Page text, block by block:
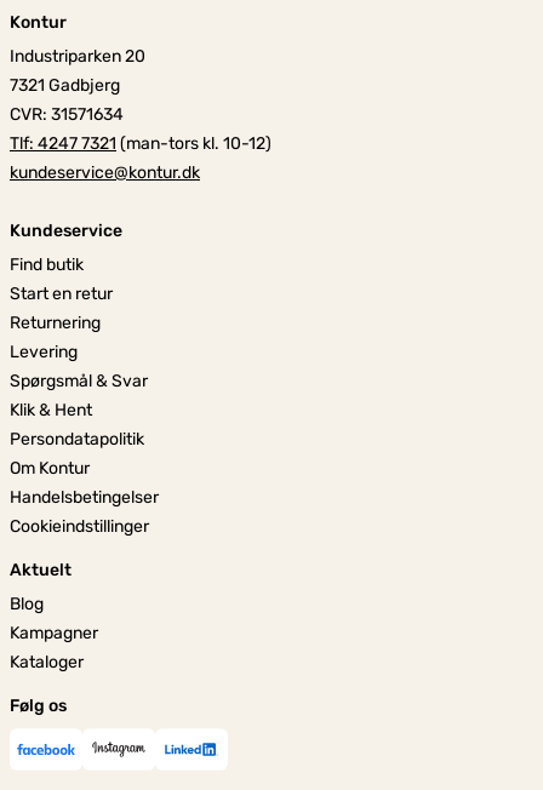
Kontur
Industriparken 20
7321 Gadbjerg
CVR: 31571634
Tlf: 4247 7321 (man-tors kl. 10-12)
kundeservice@kontur.dk
Kundeservice
Find butik
Start en retur
Returnering
Levering
Spørgsmål & Svar
Klik & Hent
Persondatapolitik
Om Kontur
Handelsbetingelser
Cookieindstillinger
Aktuelt
Blog
Kampagner
Kataloger
Følg os